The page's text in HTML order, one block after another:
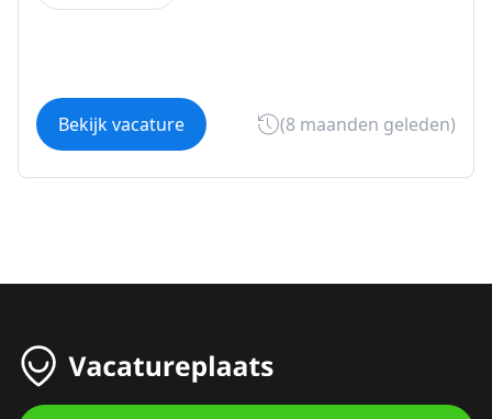
Bekijk vacature (8 maanden geleden)